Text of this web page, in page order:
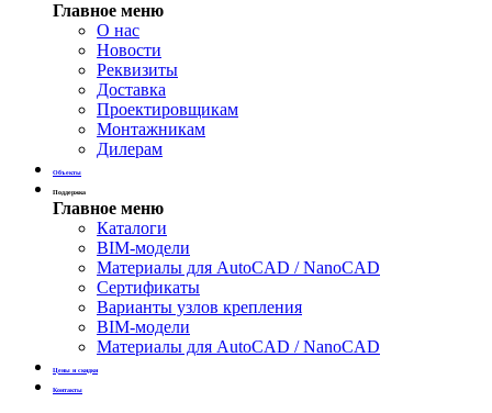
Главное меню
О нас
Новости
Реквизиты
Доставка
Проектировщикам
Монтажникам
Дилерам
Объекты
Поддержка
Главное меню
Каталоги
BIM-модели
Материалы для AutoCAD / NanoCAD
Сертификаты
Варианты узлов крепления
BIM-модели
Материалы для AutoCAD / NanoCAD
Цены и скидки
Контакты